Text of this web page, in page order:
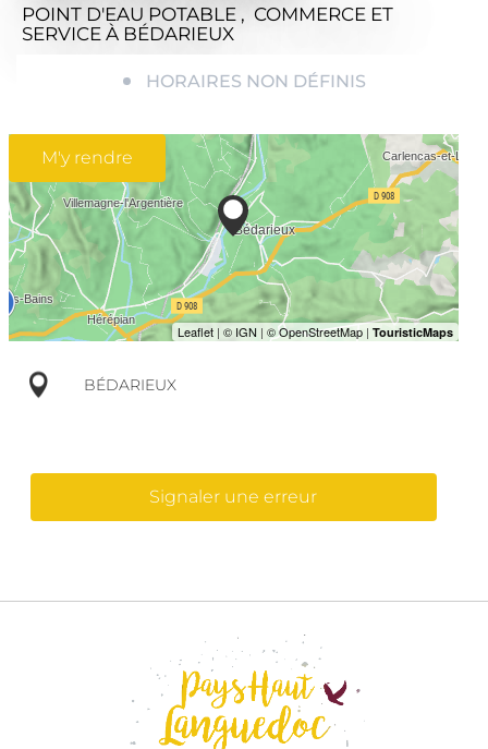
POINT D'EAU POTABLE , COMMERCE ET
SERVICE À BÉDARIEUX
HORAIRES NON DÉFINIS
M'y rendre
BÉDARIEUX
Signaler une erreur